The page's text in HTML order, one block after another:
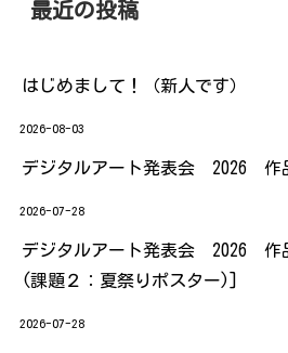
最近の投稿
はじめまして！（新人です）
2026-08-03
デジタルアート発表会 2026 作
2026-07-28
デジタルアート発表会 2026
(課題２：夏祭りポスター)]
2026-07-28